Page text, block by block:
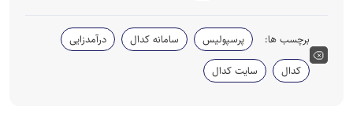
برچسب ها: پرسپولیس سامانه کدال
درآمدزایی
کدال
سایت کدال